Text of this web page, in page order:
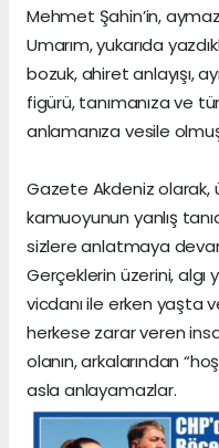
Mehmet Şahin’in,
Umarım, yukarıda
bozuk, ahiret anlayışı,
figürü, tanımanıza ve
anlamanıza vesile
Gazete Akdeniz olarak,
kamuoyunun yanlış
sizlere anlatmaya
Gerçeklerin üzerini, algı
vicdanı ile erken yaşta
herkese zarar veren
olanın, arkalarından
asla anlayamazlar.